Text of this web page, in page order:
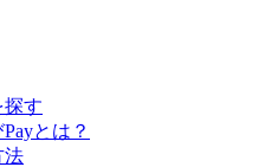
探す
とは？
法